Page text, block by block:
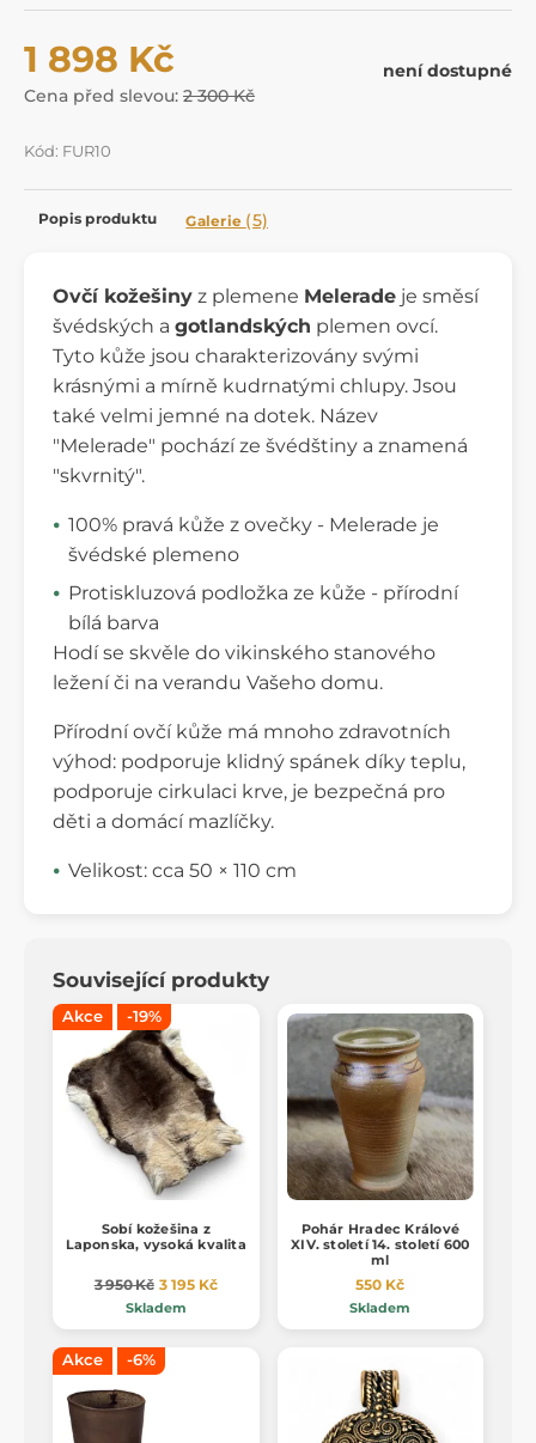
1 898 Kč
Cena před slevou: 2 300 Kč
není dostupné
Kód: FUR10
Popis produktu Galerie (5)
Ovčí kožešiny z plemene Melerade je směsí
švédských a gotlandských plemen ovcí.
Tyto kůže jsou charakterizovány svými
krásnými a mírně kudrnatými chlupy. Jsou
také velmi jemné na dotek. Název
"Melerade" pochází ze švédštiny a znamená
"skvrnitý".
100% pravá kůže z ovečky - Melerade je
švédské plemeno
Protiskluzová podložka ze kůže - přírodní
bílá barva
Hodí se skvěle do vikinského stanového
ležení či na verandu Vašeho domu.
Přírodní ovčí kůže má mnoho zdravotních
výhod: podporuje klidný spánek díky teplu,
podporuje cirkulaci krve, je bezpečná pro
děti a domácí mazlíčky.
Velikost: cca 50 × 110 cm
Související produkty
Akce -19%
Sobí kožešina z
Laponska, vysoká kvalita
3 950 Kč 3 195 Kč
Skladem
Pohár Hradec Králové
XIV. století 14. století 600
ml
550 Kč
Skladem
Akce -6%